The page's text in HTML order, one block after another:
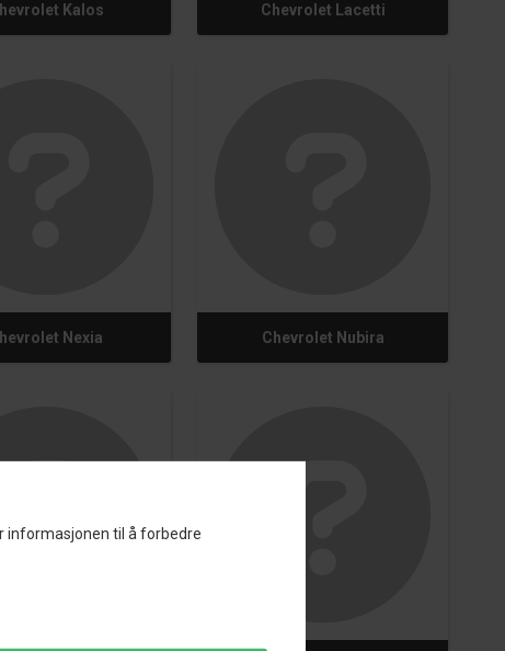
informasjonen til å forbedre
Kalos Chevrolet Lacetti
Nexia Chevrolet Nubira